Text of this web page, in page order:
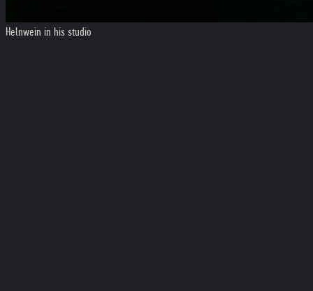
Helnwein in his studio